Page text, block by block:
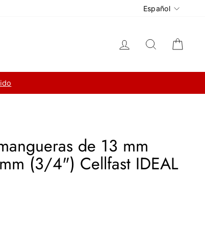
Idioma
Español
Ingresar Buscar
de 13 mm
(3/4") Cellfast IDEAL